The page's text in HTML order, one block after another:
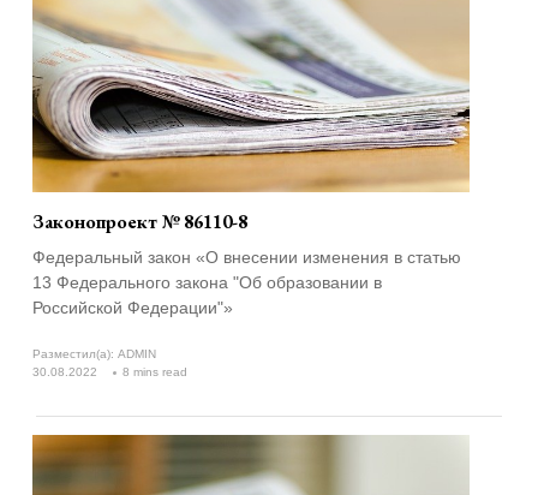
Законопроект № 86110-8
Федеральный закон «О внесении изменения в статью
13 Федерального закона "Об образовании в
Российской Федерации"»
Разместил(а): ADMIN
30.08.2022
8 mins read